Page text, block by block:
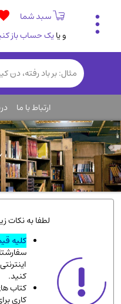
سبد شما
و یایک حساب باز
تاریخی و فرهنگی
(838)
رمان و داستان ایرانی(307)
روانشناسی(357)
انگلیسی و زبان خارجی(14)
کودکان و نوجوانان(76)
کتب نادر و کمیاب(19)
روانشناسی(112)
طب گیاهی و سنتی(45)
فلسفه و جامعه شناسی(151)
ادبیات و شعر
ادیان و مذاهب
دانشگاهی و آموزشی
ارتباط با ما
لطفا به نکات
کلیه
کنید.